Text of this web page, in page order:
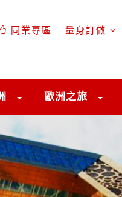
同業專區 量身訂做
歐洲之旅